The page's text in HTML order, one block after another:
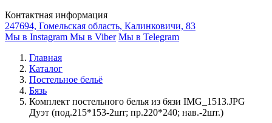
Контактная информация
247694, Гомельская область, Калинковичи, 83
Мы в Instagram Мы в Viber Мы в Telegram
Главная
Каталог
Постельное бельё
Бязь
Комплект постельного белья из бязи IMG_1513.JPG
Дуэт (под.215*153-2шт; пр.220*240; нав.-2шт.)